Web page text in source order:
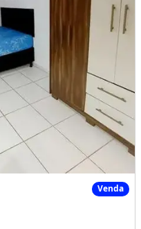
Venda